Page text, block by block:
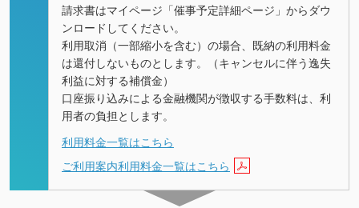
請求書はマイページ「催事予定詳細ページ」からダウ
ンロードしてください。
利⽤取消（⼀部縮⼩を含む）の場合、既納の利⽤料⾦
は還付しないものとします。（キャンセルに伴う逸失
利益に対する補償⾦）
口座振り込みによる金融機関が徴収する手数料は、利
用者の負担とします。
利用料金一覧はこちら
ご利用案内利用料金一覧はこちら